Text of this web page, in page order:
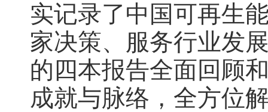
实记录了中国可再生
家决策、服务行业发
的四本报告全面回顾
成就与脉络，全方位